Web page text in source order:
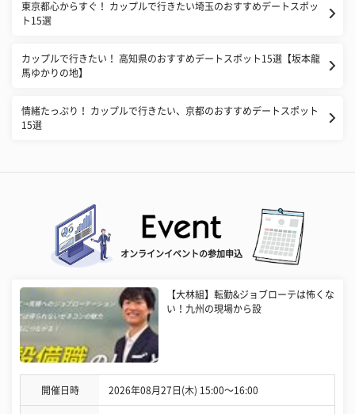
東京都心からすぐ！ カップルで行きたい埼玉のおすすめデートスポッ
ト15選
カップルで行きたい！ 高知県のおすすめデートスポット15選【坂本龍
馬ゆかりの地】
情緒たっぷり！ カップルで行きたい、京都のおすすめデートスポット
15選
オンラインイベントの参加申込
【大林組】転勤&ジョブローテは怖くな
い！九州の現場から設
開催日時 2026年08月27日(木) 15:00〜16:00